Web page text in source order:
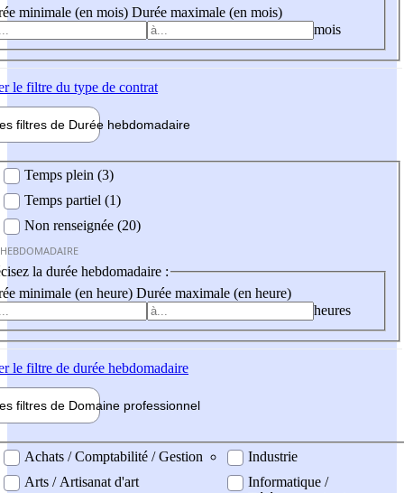
minimale (en mois) Durée maximale (en mois)
mois
le filtre du type de contrat
filtres de Durée hebdomadaire
Temps plein (3)
Temps partiel (1)
Non renseignée (20)
la durée hebdomadaire :
minimale (en heure) Durée maximale (en heure)
heures
le filtre de durée hebdomadaire
filtres de Domaine professionnel
professionel
Achats / Comptabilité / Gestion
Arts / Artisanat d'art
Industrie
Informatique /